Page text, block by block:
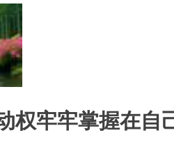
权牢牢掌握在自